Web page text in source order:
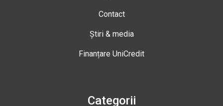
Contact
Știri & media
Finanțare UniCredit
Categorii